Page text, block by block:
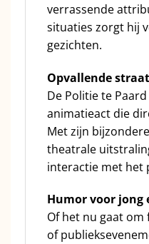
verrassende
situaties zorgt hij
gezichten.
Opvallende
De Politie te
animatieact die
Met zijn
theatrale
interactie met het
Humor voor jong
Of het nu gaat om
of